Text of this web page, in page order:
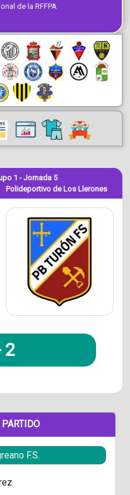
de la RFFPA
1 - Jornada 5
Polideportivo de Los Llerones
2
F.S.